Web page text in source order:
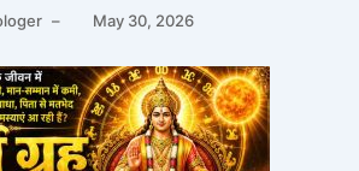
– May 30, 2026